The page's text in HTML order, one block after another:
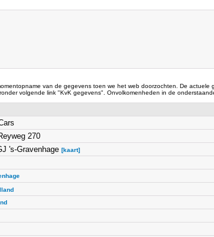
van de gegevens toen we het web doorzochten. De actuele
volgende link "KvK gegevens". Onvolkomenheden in de
270
's-Gravenhage [kaart]